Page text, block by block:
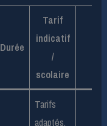
Durée
Tarif
indicatif
/
scolaire
Tarifs
adaptés,